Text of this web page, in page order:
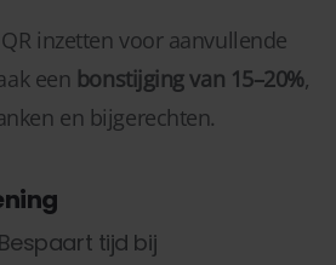
QR inzetten voor aanvullende
een bonstijging van 15–20%,
en bijgerechten.
Bespaart tijd bij